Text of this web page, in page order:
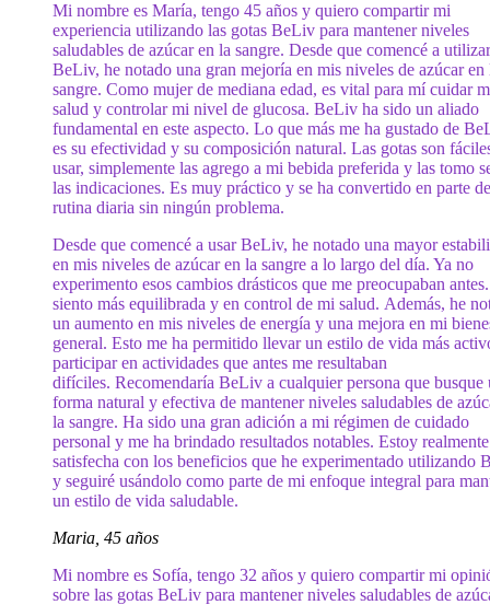
Mi nombre es María, tengo 45 años y quiero compartir mi
experiencia utilizando las gotas BeLiv para mantener niveles
saludables de azúcar en la sangre. Desde que comencé a utilizar
BeLiv, he notado una gran mejoría en mis niveles de azúcar en
sangre. Como mujer de mediana edad, es vital para mí cuidar
salud y controlar mi nivel de glucosa. BeLiv ha sido un aliado
fundamental en este aspecto. Lo que más me ha gustado de
es su efectividad y su composición natural. Las gotas son
usar, simplemente las agrego a mi bebida preferida y las tomo
las indicaciones. Es muy práctico y se ha convertido en parte
rutina diaria sin ningún problema.
Desde que comencé a usar BeLiv, he notado una mayor
en mis niveles de azúcar en la sangre a lo largo del día. Ya no
experimento esos cambios drásticos que me preocupaban
siento más equilibrada y en control de mi salud. Además, he
un aumento en mis niveles de energía y una mejora en mi
general. Esto me ha permitido llevar un estilo de vida más
participar en actividades que antes me resultaban
difíciles. Recomendaría BeLiv a cualquier persona que busque
forma natural y efectiva de mantener niveles saludables de
la sangre. Ha sido una gran adición a mi régimen de cuidado
personal y me ha brindado resultados notables. Estoy realmente
satisfecha con los beneficios que he experimentado utilizando
y seguiré usándolo como parte de mi enfoque integral para
un estilo de vida saludable.
Maria, 45 años
Mi nombre es Sofía, tengo 32 años y quiero compartir mi
sobre las gotas BeLiv para mantener niveles saludables de